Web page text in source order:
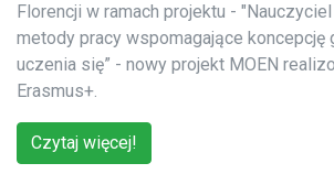
Florencji w ramach projektu -
metody pracy wspomagające koncepcję
uczenia się” - nowy projekt MOEN
Erasmus+.
Czytaj więcej!